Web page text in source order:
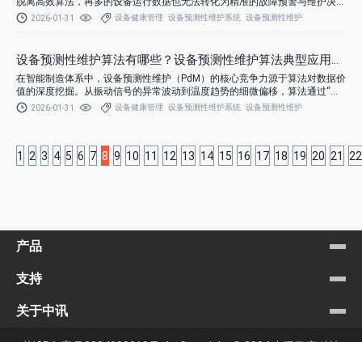
策。2026-01-31 设备健康管理 设备预测性维护系统 设备预测性维护
设备预测性维护算法有哪些？设备预测性维护算法典型应用场景
在智能制造体系中，设备预测性维护（PdM）的核心竞争力源于算法对数据价
值的深度挖掘。从振动信号的异常波动到温度趋势的细微偏移，算法通过“数
据翻译”将设备“健康语言”转化为可执行的维护决策，成为企业从“经验运维”迈
2026-01-31 设备健康管理 设备预测性维护系统 设备预测性维护
1 2 3 4 5 6 7 8 9 10 11 12 13 14 15 16 17 18 19 20 21 22
产品
支持
关于中讯